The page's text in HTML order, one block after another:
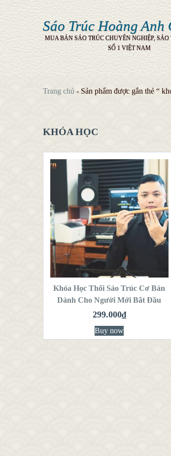
Sáo Trúc Hoàng Anh
MUA BÁN SÁO TRÚC CHUYÊN NGHIỆP, SÁO
SỐ 1 VIỆT NAM
Trang chủ - Sản phẩm được gắn thẻ “
KHÓA HỌC
QUICK LOOK
VIEW DETAILS
THÊM VÀO GIỎ
HÀNG
Khóa Học Thổi Sáo Trúc Cơ Bản
Dành Cho Người Mới Bắt Đầu
299.000₫
Buy now